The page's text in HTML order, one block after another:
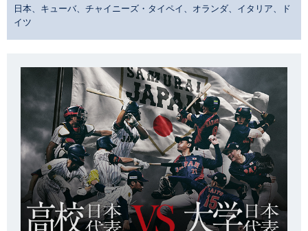
日本、キューバ、チャイニーズ・タイペイ、オランダ、イタリア、ド
イツ